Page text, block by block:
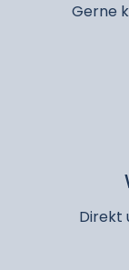
Gerne
Direkt